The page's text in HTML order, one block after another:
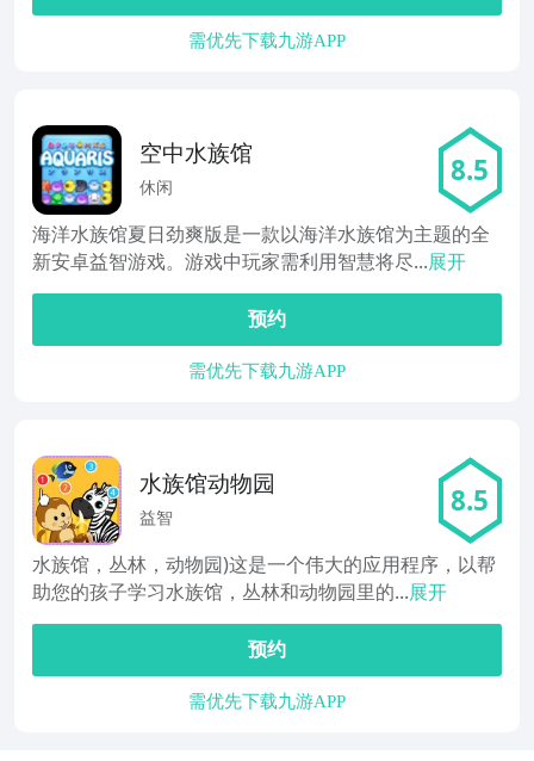
需优先下载九游APP
空中水族馆
休闲 8.5
海洋水族馆夏日劲爽版是一款以海洋水族馆为主题的全
新安卓益智游戏。游戏中玩家需利用智慧将尽...展开
预约
需优先下载九游APP
水族馆动物园
益智 8.5
水族馆，丛林，动物园)这是一个伟大的应用程序，以帮
助您的孩子学习水族馆，丛林和动物园里的...展开
预约
需优先下载九游APP